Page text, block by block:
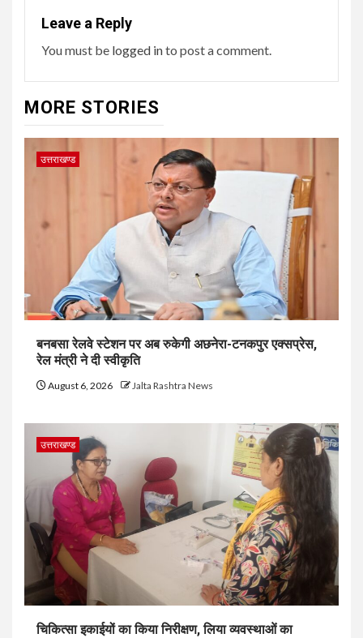
Leave a Reply
You must be logged into post a comment.
MORE STORIES
उत्तराखण्ड
बनबसा रेलवे स्टेशन पर अब रुकेगी अछनेरा-टनकपुर एक्सप्रेस,
रेल मंत्री ने दी स्वीकृति
August 6, 2026 Jalta Rashtra News
उत्तराखण्ड
चिकित्सा इकाईयों का किया निरीक्षण, लिया व्यवस्थाओं का